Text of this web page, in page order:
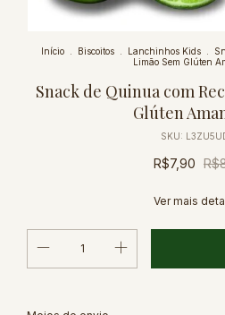
Início Biscoitos Lanchinhos Kids
Limão Sem Glúten
Snack de Quinua com
Glúten
SKU:
R$7,90
Ver mais
Entregas para o CEP: